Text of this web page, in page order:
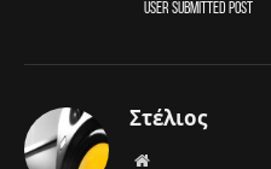
User Submitted Post
Στέλιος
Website